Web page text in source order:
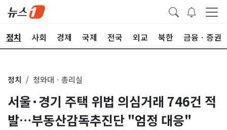
정치 사회 경제 국제 전국 외교 북한 금융ㆍ증권
정치 청와대ㆍ총리실
서울·경기 주택 위법 의심거래 746건 적
발…부동산감독추진단 "엄정 대응"